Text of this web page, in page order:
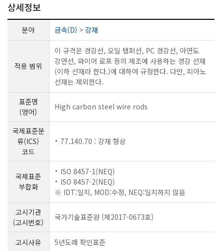
상세정보
분야 금속(D) > 강재
적용 범위
이 규격은 경강선, 오일 템퍼선, PC 경강선, 아연도
강연선, 와이어 로프 등의 제조에 사용하는 경강 선재
(이하 선재라 한다.)에 대하여 규정한다. 다만, 피아노
선재는 제외한다.
표준명
(영어)
High carbon steel wire rods
국제표준분
류(ICS)
코드
77.140.70 : 강재 형상
국제표준
부합화
ISO 8457-1(NEQ)
ISO 8457-2(NEQ)
※ IDT:일치, MOD:수정, NEQ:일치하지 않음
고시기관
(고시번호)
국가기술표준원 (제2017-0673호)
고시사유 5년도래 확인표준